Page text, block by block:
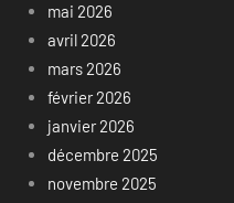
mai 2026
avril 2026
mars 2026
février 2026
janvier 2026
décembre 2025
novembre 2025